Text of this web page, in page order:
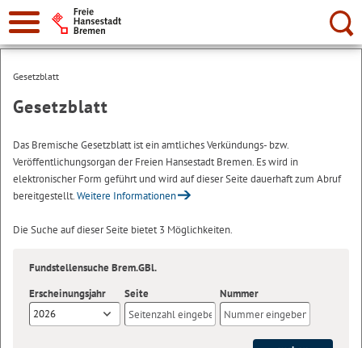
Suche:
Gesetzblatt
Gesetzblatt
Das Bremische Gesetzblatt ist ein amtliches Verkündungs- bzw.
Veröffentlichungsorgan der Freien Hansestadt Bremen. Es wird in
elektronischer Form geführt und wird auf dieser Seite dauerhaft zum Abruf
bereitgestellt.Weitere Informationen
Die Suche auf dieser Seite bietet 3 Möglichkeiten.
Fundstellensuche Brem.GBl.
Erscheinungsjahr
2026
Seite Nummer